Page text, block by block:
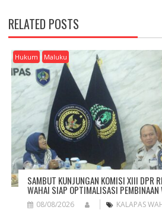
A
V
I
G
A
T
O
RELATED POSTS
Hukum Maluku
SAMBUT KUNJUNGAN KOMISI XIII DPR
WAHAI SIAP OPTIMALISASI PEMBINAAN
08/08/2026 KALAPAS